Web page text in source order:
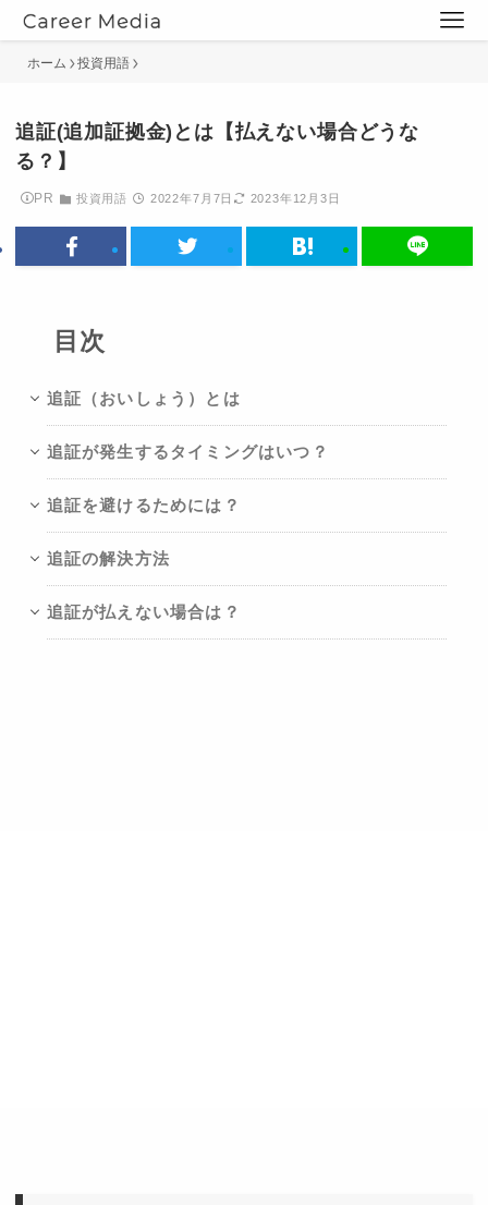
ホーム 投資用語
追証(追加証拠金)とは【払えない場合どうな
る？】
PR 投資用語 2022年7月7日 2023年12月3日
目次
追証（おいしょう）とは
追証が発生するタイミングはいつ？
追証を避けるためには？
追証の解決方法
追証が払えない場合は？